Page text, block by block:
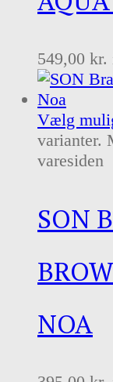
549,00 kr.
Vælg
varianter.
varesiden
SON
NOA